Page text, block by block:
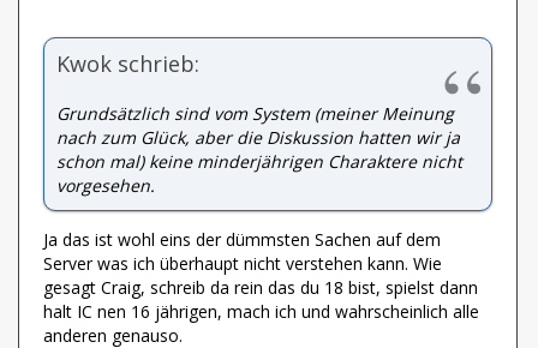
Kwok schrieb:
Grundsätzlich sind vom System (meiner Meinung
nach zum Glück, aber die Diskussion hatten wir ja
schon mal) keine minderjährigen Charaktere nicht
vorgesehen.
Ja das ist wohl eins der dümmsten Sachen auf dem
Server was ich überhaupt nicht verstehen kann. Wie
gesagt Craig, schreib da rein das du 18 bist, spielst dann
halt IC nen 16 jährigen, mach ich und wahrscheinlich alle
anderen genauso.